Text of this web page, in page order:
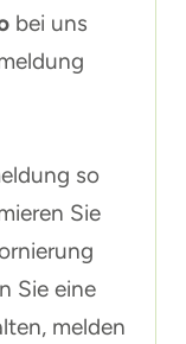
bei uns
so
Sie
Sie eine
melden